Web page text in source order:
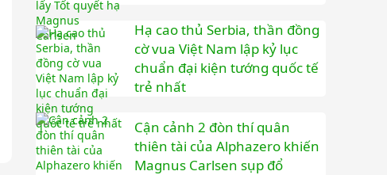
Hạ cao thủ Serbia, thần đồng
cờ vua Việt Nam lập kỷ lục
chuẩn đại kiện tướng quốc tế
trẻ nhất
Cận cảnh 2 đòn thí quân
thiên tài của Alphazero khiến
Magnus Carlsen sụp đổ